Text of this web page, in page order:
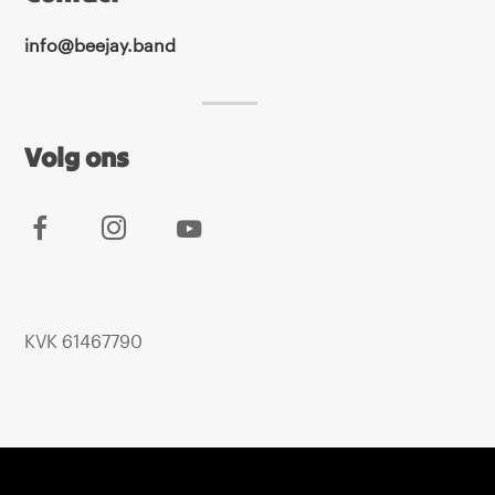
info@beejay.band
Volg ons
KVK 61467790